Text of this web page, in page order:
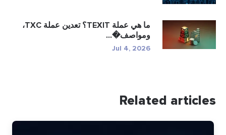
ما هي عملة TEXIT؟ تعدين عملة TXC،
ومواصف�...
Jul 4, 2026
Related articles